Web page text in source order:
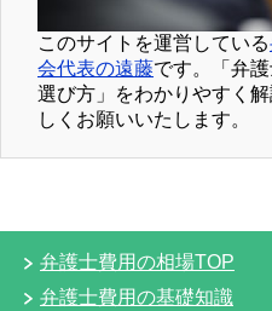
このサイトを運営している
会代表の遠藤です。「弁
選び方」をわかりやすく
しくお願いいたします。
弁護士費用の相場TOP
弁護士費用の基礎知識